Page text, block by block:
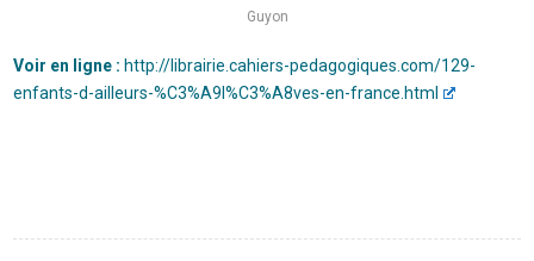
Guyon
Voir en ligne : http://librairie.cahiers-pedagogiques.com/129-
enfants-d-ailleurs-%C3%A9l%C3%A8ves-en-france.html